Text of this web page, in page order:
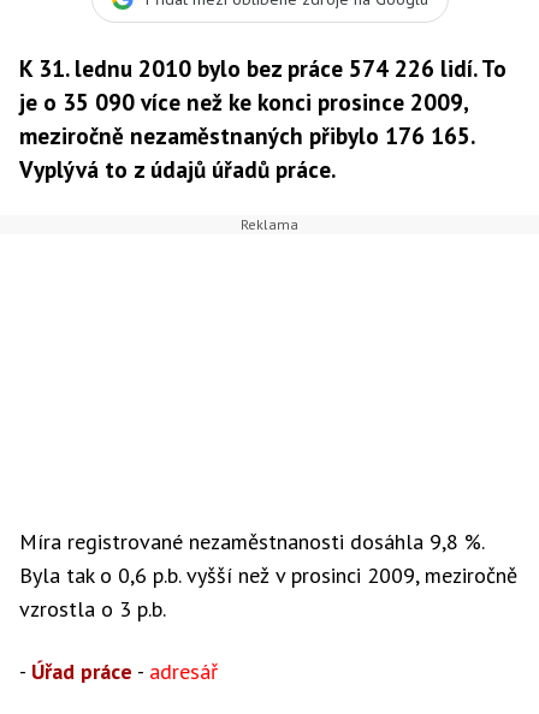
K 31. lednu 2010 bylo bez práce 574 226 lidí. To
je o 35 090 více než ke konci prosince 2009,
meziročně nezaměstnaných přibylo 176 165.
Vyplývá to z údajů úřadů práce.
Míra registrované nezaměstnanosti dosáhla 9,8 %.
Byla tak o 0,6 p.b. vyšší než v prosinci 2009, meziročně
vzrostla o 3 p.b.
- Úřad práce - adresář